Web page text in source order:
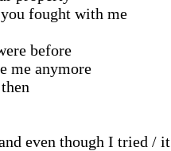
fought with me
before
me anymore
even though I tried /